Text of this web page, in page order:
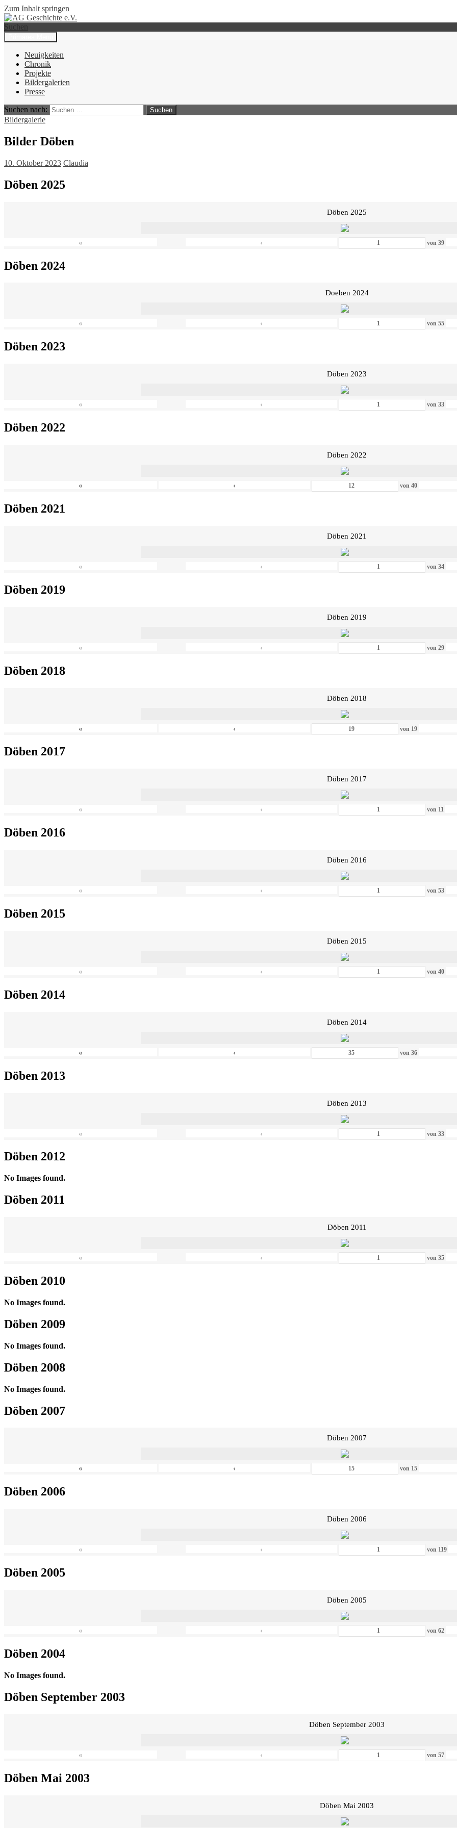
Zum Inhalt springen
AG Geschichte e.V.
Suchen
Neuigkeiten
Chronik
Projekte
Bildergalerien
Presse
Suchen nach:
Bildergalerie
Bilder Döben
10. Oktober 2023 Claudia
Döben 2025
Döben 2025
« ‹ von39
Döben 2024
Doeben 2024
« ‹ von55
Döben 2023
Döben 2023
« ‹ von33
Döben 2022
Döben 2022
« ‹ von40
Döben 2021
Döben 2021
« ‹ von34
Döben 2019
Döben 2019
« ‹ von29
Döben 2018
Döben 2018
« ‹ von 19
Döben 2017
Döben 2017
« ‹ von 11
Döben 2016
Döben 2016
« ‹ von53
Döben 2015
Döben 2015
« ‹ von40
Döben 2014
Döben 2014
« ‹ von36
Döben 2013
Döben 2013
« ‹ von33
Döben 2012
No Images found.
Döben 2011
Döben 2011
« ‹ von35
Döben 2010
No Images found.
Döben 2009
No Images found.
Döben 2008
No Images found.
Döben 2007
Döben 2007
« ‹ von 15
Döben 2006
Döben 2006
« ‹ von 119
Döben 2005
Döben 2005
« ‹ von62
Döben 2004
No Images found.
Döben September 2003
Döben September 2003
« ‹ von57
Döben Mai 2003
Döben Mai 2003